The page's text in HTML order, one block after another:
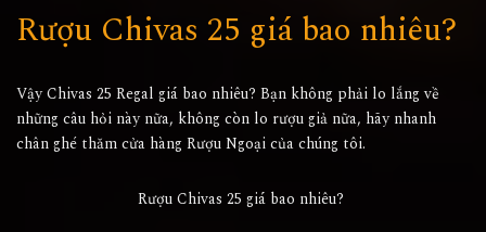
Rượu Chivas 25 giá bao nhiêu?
Vậy Chivas 25 Regal giá bao nhiêu? Bạn không phải lo lắng về
những câu hỏi này nữa, không còn lo rượu giả nữa, hãy nhanh
chân ghé thăm cửa hàng Rượu Ngoại của chúng tôi.
Rượu Chivas 25 giá bao nhiêu?